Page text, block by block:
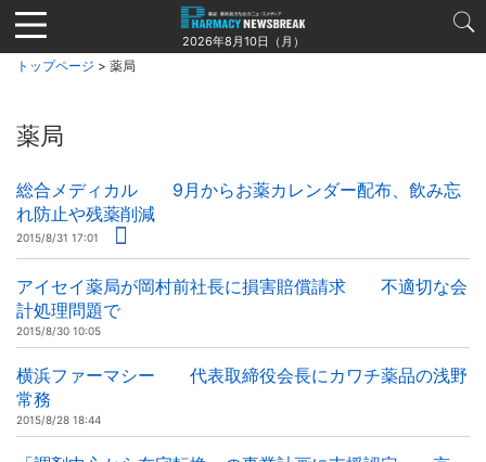
Jump
to
navigation
2026年8月10日（月）
トップページ > 薬局
薬局
総合メディカル 9月からお薬カレンダー配布、飲み忘
れ防止や残薬削減
2015/8/31 17:01
アイセイ薬局が岡村前社長に損害賠償請求 不適切な会
計処理問題で
2015/8/30 10:05
横浜ファーマシー 代表取締役会長にカワチ薬品の浅野
常務
2015/8/28 18:44